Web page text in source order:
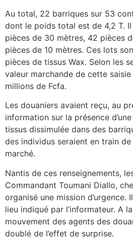
Au total, 22 barriques sur 53
dont le poids total est de 4,2 T.
pièces de 30 mètres, 42 pièces
pièces de 10 mètres. Ces lots
pièces de tissus Wax. Selon les
valeur marchande de cette
millions de Fcfa.
Les douaniers avaient reçu, au
information sur la présence
tissus dissimulée dans des
des individus seraient en train
marché.
Nantis de ces renseignements,
Commandant Toumani Diallo,
organisé une mission d’urgence.
lieu indiqué par l’informateur. A
mouvement des agents des
doublé de l’effet de surprise.